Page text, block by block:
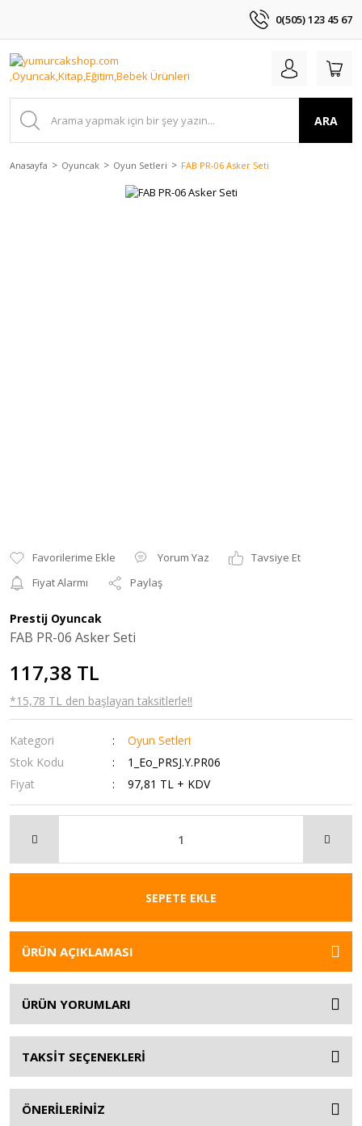
0(505) 123 45 67
ARA
Anasayfa Oyuncak Oyun Setleri FAB PR-06 Asker Seti
Yorum Yaz
Tavsiye Et
Fiyat Alarmı
Paylaş
Prestij Oyuncak
FAB PR-06 Asker Seti
117,38 TL
*15,78 TL den başlayan taksitlerle!!
Kategori
Oyun Setleri
Stok Kodu
1_Eo_PRSJ.Y.PR06
Fiyat
97,81 TL + KDV
SEPETE EKLE
ÜRÜN AÇIKLAMASI
ÜRÜN YORUMLARI
TAKSİT SEÇENEKLERİ
ÖNERİLERİNİZ